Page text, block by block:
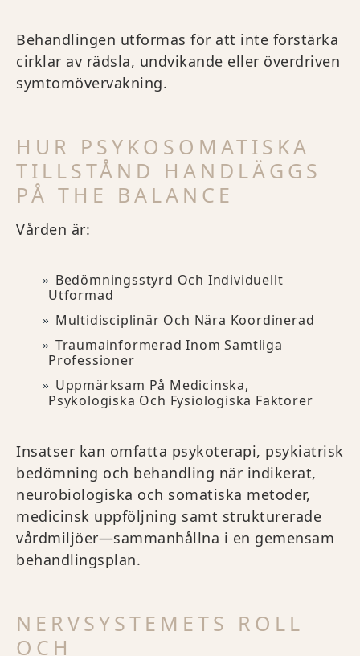
Behandlingen utformas för att inte förstärka
cirklar av rädsla, undvikande eller överdriven
symtomövervakning.
HUR PSYKOSOMATISKA
TILLSTÅND HANDLÄGGS
PÅ THE BALANCE
Vården är:
Bedömningsstyrd Och Individuellt
Utformad
Multidisciplinär Och Nära Koordinerad
Traumainformerad Inom Samtliga
Professioner
Uppmärksam På Medicinska,
Psykologiska Och Fysiologiska Faktorer
Insatser kan omfatta psykoterapi, psykiatrisk
bedömning och behandling när indikerat,
neurobiologiska och somatiska metoder,
medicinsk uppföljning samt strukturerade
vårdmiljöer—sammanhållna i en gemensam
behandlingsplan.
NERVSYSTEMETS ROLL
OCH